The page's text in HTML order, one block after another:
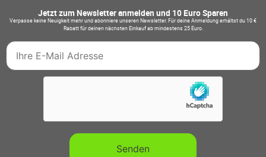
Jetzt zum Newsletter anmelden und 10 Euro Sparen
Verpasse keine Neuigkeit mehr und abonniere unseren Newsletter. Für deine Anmeldung erhältst du 10 €
Rabatt für deinen nächsten Einkauf ab mindestens 25 Euro.